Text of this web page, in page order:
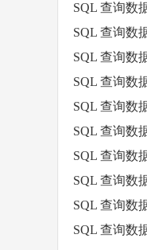
SQL 查询数